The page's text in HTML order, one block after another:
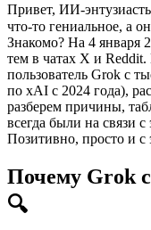
Привет, ИИ-
что-то гениальное, а
Знакомо? На 4 января
тем в чатах X и
пользователь Grok с
по xAI с 2024 года),
разберем причины,
всегда были на связи
Позитивно, просто и с
Почему Grok
🔍